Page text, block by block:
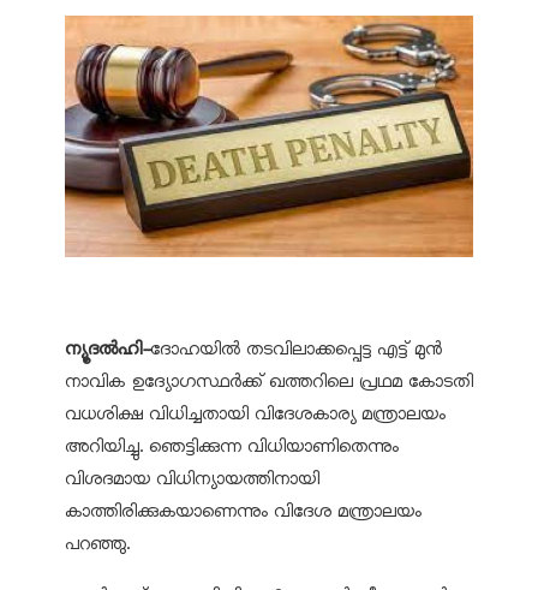
ന്യൂദൽഹി-ദോഹയിൽ തടവിലാക്കപ്പെട്ട എട്ട് മുൻ
നാവിക ഉദ്യോഗസ്ഥർക്ക് ഖത്തറിലെ പ്രഥമ കോടതി
വധശിക്ഷ വിധിച്ചതായി വിദേശകാര്യ മന്ത്രാലയം
അറിയിച്ചു. ഞെട്ടിക്കുന്ന വിധിയാണിതെന്നും
വിശദമായ വിധിന്യായത്തിനായി
കാത്തിരിക്കുകയാണെന്നും വിദേശ മന്ത്രാലയം
പറഞ്ഞു.